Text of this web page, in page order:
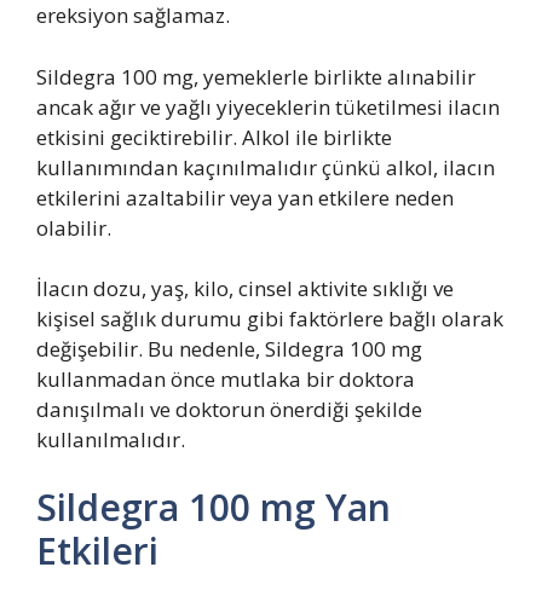
ereksiyon sağlamaz.
Sildegra 100 mg, yemeklerle birlikte alınabilir
ancak ağır ve yağlı yiyeceklerin tüketilmesi ilacın
etkisini geciktirebilir. Alkol ile birlikte
kullanımından kaçınılmalıdır çünkü alkol, ilacın
etkilerini azaltabilir veya yan etkilere neden
olabilir.
İlacın dozu, yaş, kilo, cinsel aktivite sıklığı ve
kişisel sağlık durumu gibi faktörlere bağlı olarak
değişebilir. Bu nedenle, Sildegra 100 mg
kullanmadan önce mutlaka bir doktora
danışılmalı ve doktorun önerdiği şekilde
kullanılmalıdır.
Sildegra 100 mg Yan
Etkileri